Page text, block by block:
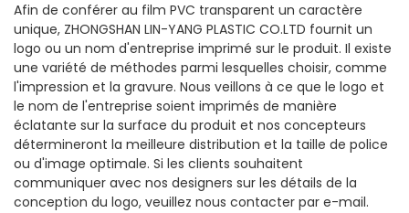
Afin de conférer au film PVC transparent un caractère
unique, ZHONGSHAN LIN-YANG PLASTIC CO.LTD fournit un
logo ou un nom d'entreprise imprimé sur le produit. Il existe
une variété de méthodes parmi lesquelles choisir, comme
l'impression et la gravure. Nous veillons à ce que le logo et
le nom de l'entreprise soient imprimés de manière
éclatante sur la surface du produit et nos concepteurs
détermineront la meilleure distribution et la taille de police
ou d'image optimale. Si les clients souhaitent
communiquer avec nos designers sur les détails de la
conception du logo, veuillez nous contacter par e-mail.